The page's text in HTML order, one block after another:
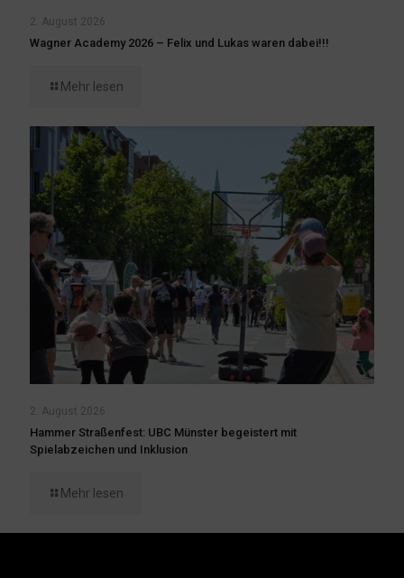
2. August 2026
Wagner Academy 2026 – Felix und Lukas waren dabei!!!
Mehr lesen
2. August 2026
Hammer Straßenfest: UBC Münster begeistert mit
Spielabzeichen und Inklusion
Mehr lesen